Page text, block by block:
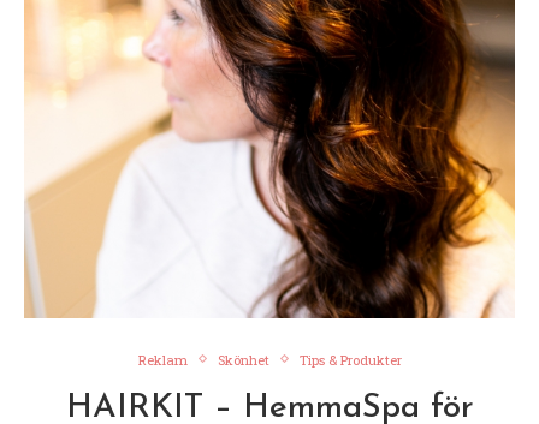
Reklam Skönhet Tips & Produkter
HAIRKIT – HemmaSpa för